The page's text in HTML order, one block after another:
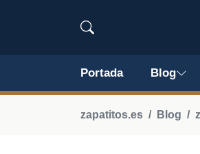
Portada Blog
zapatitos.es Blog